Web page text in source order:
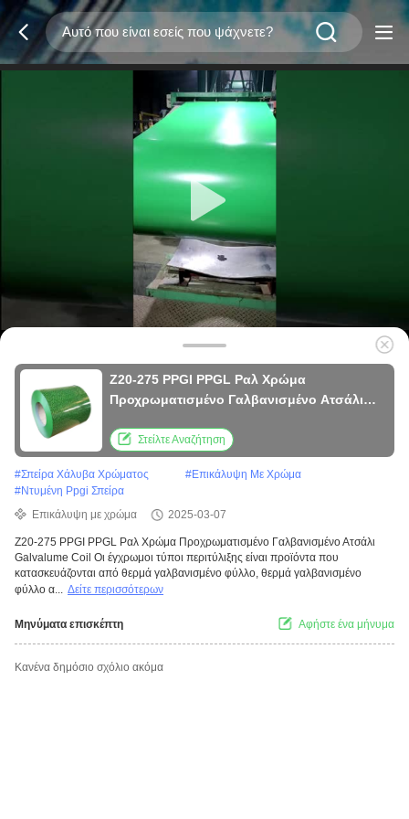
Z20-275 PPGI PPGL Ραλ Χρώμα
Προχρωματισμένο Γαλβανισμένο Ατσάλι
Στείλτε Αναζήτηση
#Σπείρα Χάλυβα Χρώματος #Επικάλυψη Με Χρώμα
#Ντυμένη Ppgi Σπείρα
Επικάλυψη με χρώμα
2025-03-07
Z20-275 PPGI PPGL Ραλ Χρώμα Προχρωματισμένο Γαλβανισμένο Ατσάλι
Galvalume Coil Οι έγχρωμοι τύποι περιτύλιξης είναι προϊόντα που
κατασκευάζονται από θερμά γαλβανισμένο φύλλο, θερμά γαλβανισμένο
φύλλο α... Δείτε περισσότερων
Μηνύματα επισκέπτη Αφήστε ένα μήνυμα
Κανένα δημόσιο σχόλιο ακόμα